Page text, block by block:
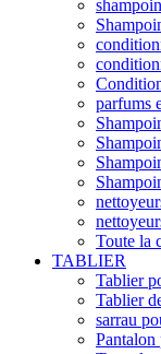
parfums
Toute la
TABLIER
Tablier
Tablier
sarrau
Pantalon